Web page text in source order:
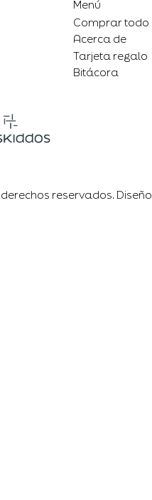
Menú
Comprar todo
Acerca de
Tarjeta regalo
Bitácora
reservados. Diseño